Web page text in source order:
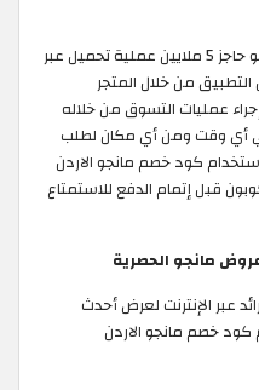
لقد تخطت عمليات تثبيت تطبيق مانجو حاجز 5 ملايين عملية تحميل عبر
من خلال المتجر
عمليات التسوق من خلاله
أي وقت ومن أي مكان لطلب
كود خصم مانجو الاردن
قبل إتمام الدفع للاستمتاع
مانجو الحصرية
عبر الإنترنت لعرض أحدث
خصم مانجو الاردن